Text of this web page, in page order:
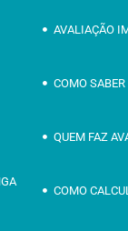
AVALIAÇÃO
COMO
QUEM FAZ
COMO